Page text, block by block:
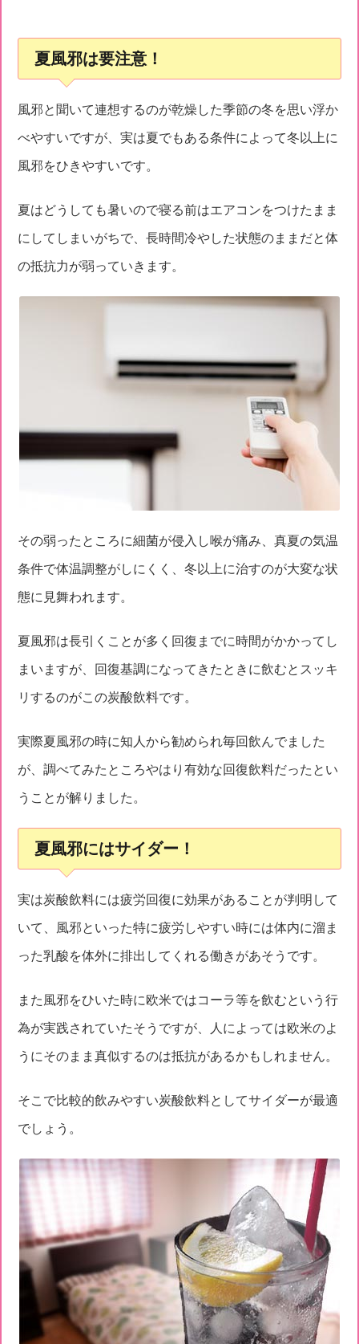
夏風邪は要注意！
風邪と聞いて連想するのが乾燥した季節の冬を思い浮か
べやすいですが、実は夏でもある条件によって冬以上に
風邪をひきやすいです。
夏はどうしても暑いので寝る前はエアコンをつけたまま
にしてしまいがちで、長時間冷やした状態のままだと体
の抵抗力が弱っていきます。
その弱ったところに細菌が侵入し喉が痛み、真夏の気温
条件で体温調整がしにくく、冬以上に治すのが大変な状
態に見舞われます。
夏風邪は長引くことが多く回復までに時間がかかってし
まいますが、回復基調になってきたときに飲むとスッキ
リするのがこの炭酸飲料です。
実際夏風邪の時に知人から勧められ毎回飲んでました
が、調べてみたところやはり有効な回復飲料だったとい
うことが解りました。
夏風邪にはサイダー！
実は炭酸飲料には疲労回復に効果があることが判明して
いて、風邪といった特に疲労しやすい時には体内に溜ま
った乳酸を体外に排出してくれる働きがあそうです。
また風邪をひいた時に欧米ではコーラ等を飲むという行
為が実践されていたそうですが、人によっては欧米のよ
うにそのまま真似するのは抵抗があるかもしれません。
そこで比較的飲みやすい炭酸飲料としてサイダーが最適
でしょう。